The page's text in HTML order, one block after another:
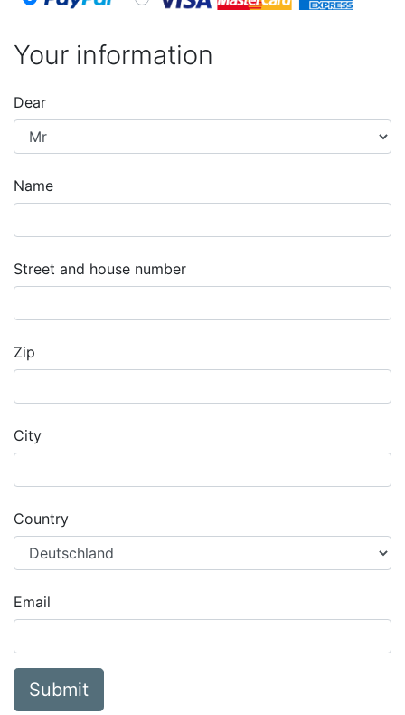
Your information
Dear
Name
Street and house number
Zip
City
Country
Email
Submit